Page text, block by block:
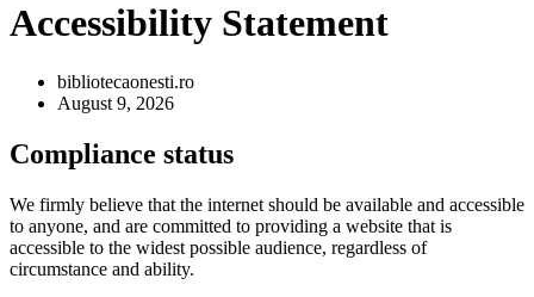
Accessibility Statement
bibliotecaonesti.ro
August 9, 2026
Compliance status
We firmly believe that the internet should be available and accessible
to anyone, and are committed to providing a website that is
accessible to the widest possible audience, regardless of
circumstance and ability.